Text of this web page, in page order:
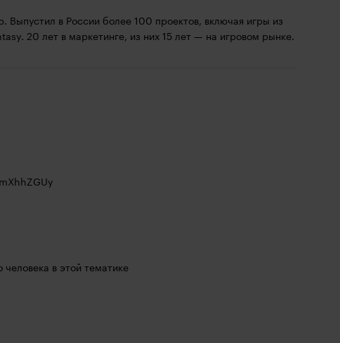
в России более 100 проектов, включая игры из
20 лет в маркетинге, из них 15 лет — на игровом рынке.
в этой тематике